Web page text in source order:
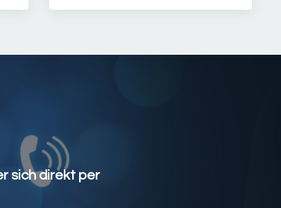
sich direkt per